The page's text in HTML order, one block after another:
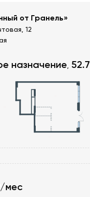
от Гранель»
12
назначение, 52.7
мес